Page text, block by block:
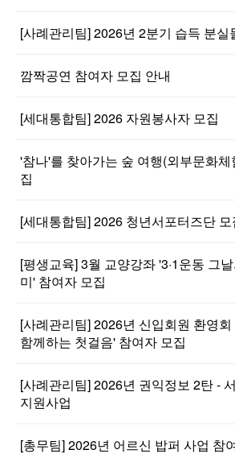
[사례관리팀] 2026년 2분기 습득 분실
깜짝공연 참여자 모집 안내
[세대통합팀] 2026 자원봉사자 모집
'참나'를 찾아가는 숲 여행(외부문화체
집
[세대통합팀] 2026 청년서포터즈단 모
[평생교육] 3월 교양강좌 '3·1운동 그
미' 참여자 모집
[사례관리팀] 2026년 신입회원 환영
함께하는 첫걸음' 참여자 모집
[사례관리팀] 2026년 권익정보 2탄 -
지원사업
[총무팀] 2026년 어르신 밥퍼 사업 참